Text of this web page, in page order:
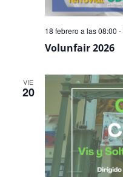
Volunfair 2026
18 febrero a las 08:00 -
VIE
20